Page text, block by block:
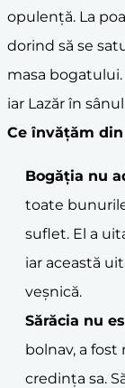
opulență. La
dorind să se
masa
iar Lazăr în
Ce învățăm
Bogăția nu
toate
suflet. El a
iar această
veșnică.
Sărăcia nu
bolnav, a
credința sa.